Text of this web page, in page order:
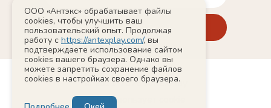
ООО «Антэкс» обрабатывает файлы
cookies, чтобы улучшить ваш
пользовательский опыт. Продолжая
работу с https://antexplay.com/, вы
подтверждаете использование сайтом
cookies вашего браузера. Однако вы
можете запретить сохранение файлов
cookies в настройках своего браузера.
© 2011-2026 AntexPlay
Сайт использует cookie